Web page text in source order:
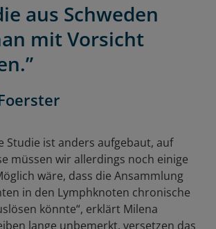
aus Schweden
mit Vorsicht
Studie ist anders aufgebaut, auf
müssen wir allerdings noch einige
wäre, dass die Ansammlung
in den Lymphknoten chronische
könnte“, erklärt Milena
lange unbemerkt, versetzen das